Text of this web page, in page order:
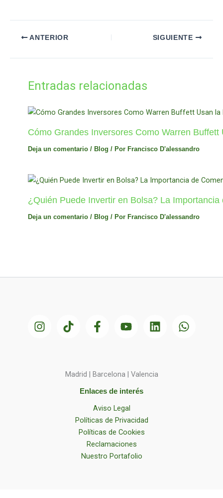
ANTERIOR SIGUIENTE
Entradas relacionadas
Cómo Grandes Inversores Como Warren
Deja un comentario / Blog / Por Francisco D'alessandro
¿Quién Puede Invertir en Bolsa? La
Deja un comentario / Blog / Por Francisco D'alessandro
Madrid | Barcelona | Valencia
Enlaces de interés
Aviso Legal
Políticas de Privacidad
Políticas de Cookies
Reclamaciones
Nuestro Portafolio